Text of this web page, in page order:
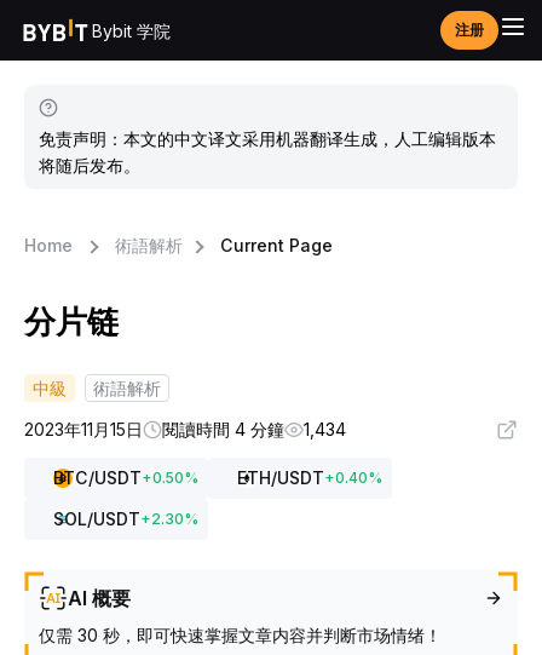
Bybit 学院 注册
免责声明：本文的中文译文采用机器翻译生成，人工编辑版本
将随后发布。
Home 術語解析 Current Page
分片链
中級
術語解析
2023年11月15日
閱讀時間 4 分鐘 1,434
BTC/USDT+0.50% ETH/USDT+0.40%
SOL/USDT+2.30%
AI 概要
仅需 30 秒，即可快速掌握文章内容并判断市场情绪！